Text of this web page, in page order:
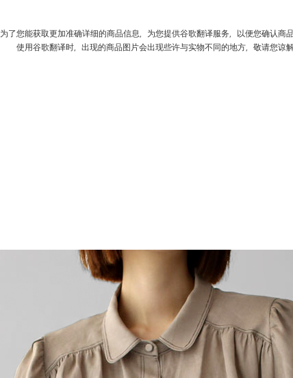
为了您能获取更加准确详细的商品信息，为您提供谷歌翻译服务，以便您确认商品
使用谷歌翻译时，出现的商品图片会出现些许与实物不同的地方，敬请您谅解